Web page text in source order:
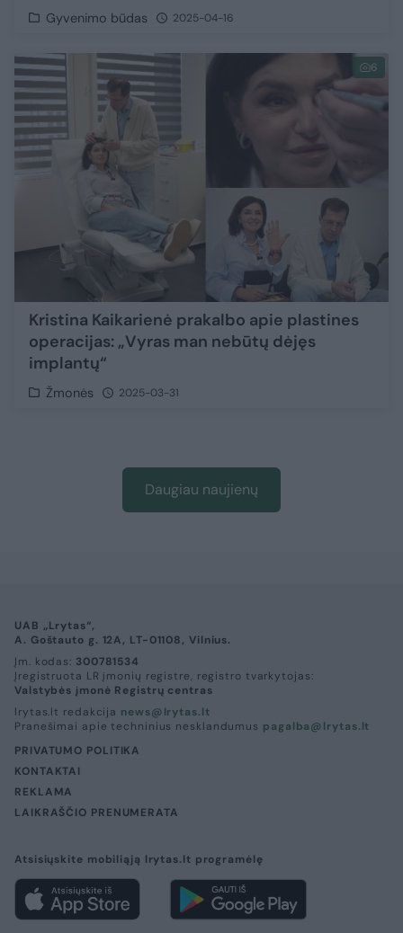
Gyvenimo būdas 2025-04-16
6
Kristina Kaikarienė prakalbo apie plastines
operacijas: „Vyras man nebūtų dėjęs
implantų“
Žmonės 2025-03-31
Daugiau naujienų
UAB „Lrytas“,
A. Goštauto g. 12A, LT-01108, Vilnius.
Įm. kodas: 300781534
Įregistruota LR įmonių registre, registro tvarkytojas:
Valstybės įmonė Registrų centras
lrytas.lt redakcija news@lrytas.lt
Pranešimai apie techninius nesklandumus pagalba@lrytas.lt
PRIVATUMO POLITIKA
KONTAKTAI
REKLAMA
LAIKRAŠČIO PRENUMERATA
Atsisiųskite mobiliąją lrytas.lt programėlę